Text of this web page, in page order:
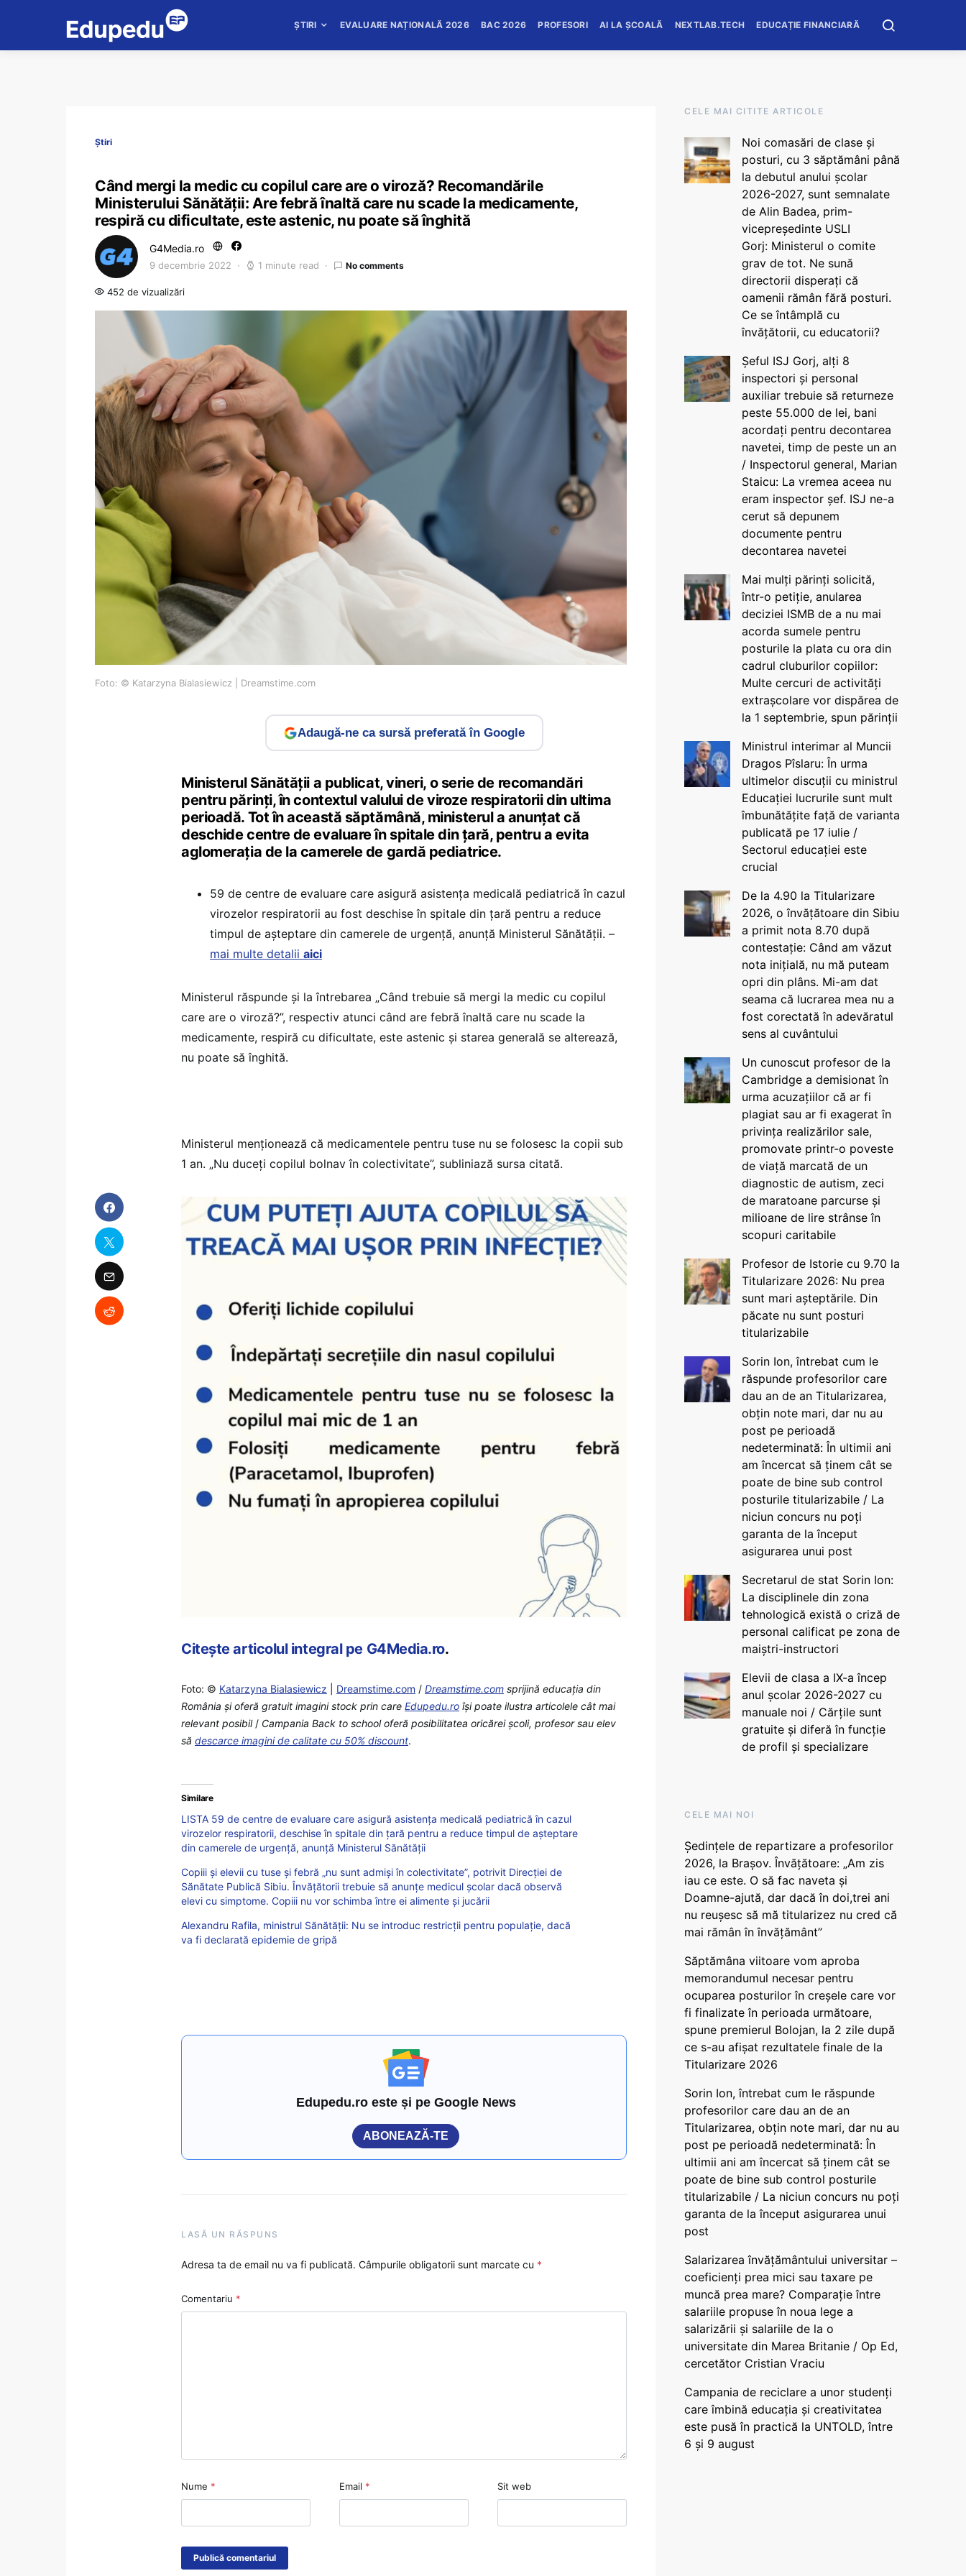
ȘTIRI EVALUARE NAȚIONALĂ 2026 BAC 2026 PROFESORI AI LA ȘCOALĂ NEXTLAB.TECH EDUCAȚIE FINANCIARĂ
Știri
Când mergi la medic cu copilul care are o viroză? Recomandările
Ministerului Sănătății: Are febră înaltă care nu scade la medicamente,
respiră cu dificultate, este astenic, nu poate să înghită
G4Media.ro
9 decembrie 2022 1 minute read No comments
452 de vizualizări
Foto: © Katarzyna Bialasiewicz | Dreamstime.com
Adaugă-ne ca sursă preferată în Google
Ministerul Sănătății a publicat, vineri, o serie de recomandări
pentru părinți, în contextul valului de viroze respiratorii din ultima
perioadă. Tot în această săptămână, ministerul a anunțat că
deschide centre de evaluare în spitale din țară, pentru a evita
aglomerația de la camerele de gardă pediatrice.
59 de centre de evaluare care asigură asistența medicală pediatrică în cazul
virozelor respiratorii au fost deschise în spitale din țară pentru a reduce
timpul de așteptare din camerele de urgență, anunță Ministerul Sănătății. –
mai multe detalii aici
Ministerul răspunde și la întrebarea „Când trebuie să mergi la medic cu copilul
care are o viroză?”, respectiv atunci când are febră înaltă care nu scade la
medicamente, respiră cu dificultate, este astenic și starea generală se alterează,
nu poate să înghită.
Ministerul menționează că medicamentele pentru tuse nu se folosesc la copii sub
1 an. „Nu duceți copilul bolnav în colectivitate”, subliniază sursa citată.
Citește articolul integral pe G4Media.ro.
Foto: © Katarzyna Bialasiewicz Dreamstime.com / Dreamstime.com sprijină educaţia din
România şi oferă gratuit imagini stock prin care Edupedu.ro îşi poate ilustra articolele cât mai
relevant posibil/ Campania Back to school oferă posibilitatea oricărei școli, profesor sau elev
să descarce imagini de calitate cu 50% discount.
Similare
LISTA 59 de centre de evaluare care asigură asistența medicală pediatrică în cazul
virozelor respiratorii, deschise în spitale din țară pentru a reduce timpul de așteptare
din camerele de urgență, anunță Ministerul Sănătății
Copiii și elevii cu tuse și febră „nu sunt admiși în colectivitate”, potrivit Direcției de
Sănătate Publică Sibiu. Învățătorii trebuie să anunțe medicul școlar dacă observă
elevi cu simptome. Copiii nu vor schimba între ei alimente și jucării
Alexandru Rafila, ministrul Sănătății: Nu se introduc restricții pentru populație, dacă
va fi declarată epidemie de gripă
Edupedu.ro este și pe Google News
ABONEAZĂ-TE
LASĂ UN RĂSPUNS
Adresa ta de email nu va fi publicată. Câmpurile obligatorii sunt marcate cu *
Comentariu *
Nume * Email * Sit web
CELE MAI CITITE ARTICOLE
Noi comasări de clase și
posturi, cu 3 săptămâni până
la debutul anului școlar
2026-2027, sunt semnalate
de Alin Badea, prim-
vicepreședinte USLI
Gorj: Ministerul o comite
grav de tot. Ne sună
directorii disperați că
oamenii rămân fără posturi.
Ce se întâmplă cu
învățătorii, cu educatorii?
Șeful ISJ Gorj, alți 8
inspectori și personal
auxiliar trebuie să returneze
peste 55.000 de lei, bani
acordați pentru decontarea
navetei, timp de peste un an
/ Inspectorul general, Marian
Staicu: La vremea aceea nu
eram inspector șef. ISJ ne-a
cerut să depunem
documente pentru
decontarea navetei
Mai mulți părinți solicită,
într-o petiție, anularea
deciziei ISMB de a nu mai
acorda sumele pentru
posturile la plata cu ora din
cadrul cluburilor copiilor:
Multe cercuri de activități
extrașcolare vor dispărea de
la 1 septembrie, spun părinții
Ministrul interimar al Muncii
Dragos Pîslaru: În urma
ultimelor discuții cu ministrul
Educației lucrurile sunt mult
îmbunătățite față de varianta
publicată pe 17 iulie /
Sectorul educației este
crucial
De la 4.90 la Titularizare
2026, o învățătoare din Sibiu
a primit nota 8.70 după
contestație: Când am văzut
nota inițială, nu mă puteam
opri din plâns. Mi-am dat
seama că lucrarea mea nu a
fost corectată în adevăratul
sens al cuvântului
Un cunoscut profesor de la
Cambridge a demisionat în
urma acuzațiilor că ar fi
plagiat sau ar fi exagerat în
privința realizărilor sale,
promovate printr-o poveste
de viață marcată de un
diagnostic de autism, zeci
de maratoane parcurse și
milioane de lire strânse în
scopuri caritabile
Profesor de Istorie cu 9.70 la
Titularizare 2026: Nu prea
sunt mari așteptările. Din
păcate nu sunt posturi
titularizabile
Sorin Ion, întrebat cum le
răspunde profesorilor care
dau an de an Titularizarea,
obțin note mari, dar nu au
post pe perioadă
nedeterminată: În ultimii ani
am încercat să ținem cât se
poate de bine sub control
posturile titularizabile / La
niciun concurs nu poți
garanta de la început
asigurarea unui post
Secretarul de stat Sorin Ion:
La disciplinele din zona
tehnologică există o criză de
personal calificat pe zona de
maiștri-instructori
Elevii de clasa a IX-a încep
anul școlar 2026-2027 cu
manuale noi / Cărțile sunt
gratuite și diferă în funcție
de profil și specializare
CELE MAI NOI
Ședințele de repartizare a profesorilor
2026, la Brașov. Învățătoare: „Am zis
iau ce este. O să fac naveta și
Doamne-ajută, dar dacă în doi,trei ani
nu reușesc să mă titularizez nu cred că
mai rămân în învățământ”
Săptămâna viitoare vom aproba
memorandumul necesar pentru
ocuparea posturilor în creșele care vor
fi finalizate în perioada următoare,
spune premierul Bolojan, la 2 zile după
ce s-au afișat rezultatele finale de la
Titularizare 2026
Sorin Ion, întrebat cum le răspunde
profesorilor care dau an de an
Titularizarea, obțin note mari, dar nu au
post pe perioadă nedeterminată: În
ultimii ani am încercat să ținem cât se
poate de bine sub control posturile
titularizabile / La niciun concurs nu poți
garanta de la început asigurarea unui
post
Salarizarea învățământului universitar –
coeficienți prea mici sau taxare pe
muncă prea mare? Comparație între
salariile propuse în noua lege a
salarizării și salariile de la o
universitate din Marea Britanie / Op Ed,
cercetător Cristian Vraciu
Campania de reciclare a unor studenți
care îmbină educația și creativitatea
este pusă în practică la UNTOLD, între
6 și 9 august